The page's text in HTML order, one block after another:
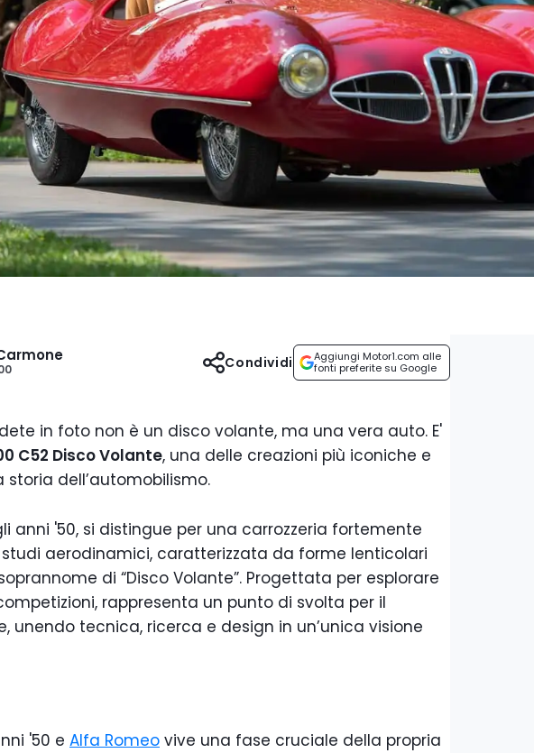
Aggiungi Motor1.com alle
fonti preferite su Google
Condividi
in foto non è un disco volante, ma una vera auto. E'
C52 Disco Volante, una delle creazioni più iconiche e
storia dell’automobilismo.
anni '50, si distingue per una carrozzeria fortemente
aerodinamici, caratterizzata da forme lenticolari
di “Disco Volante”. Progettata per esplorare
rappresenta un punto di svolta per il
unendo tecnica, ricerca e design in un’unica visione
'50 e Alfa Romeo vive una fase cruciale della propria